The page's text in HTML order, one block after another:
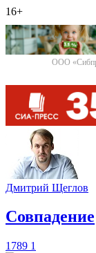
16+
ООО
Дмитрий Щеглов
​Совпадение
1789 1